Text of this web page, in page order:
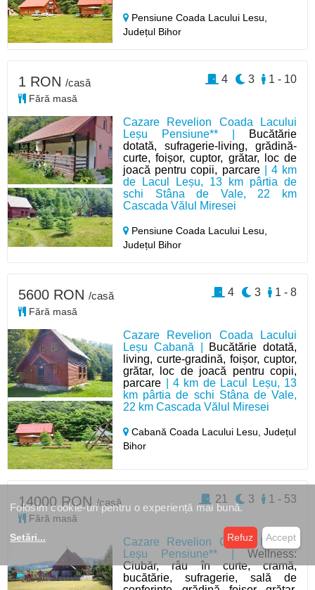
Pensiune Coada Lacului Lesu,
Județul Bihor
Cazare Revelion Coada Lacului
Leșu Pensiune** |
Bucătărie
dotată, sufragerie-living, grădină-
curte, foișor, cuptor, grătar, loc de
joacă pentru copii, parcare| 4 km
de Lacul Leșu, 13 km pârtia de
schi Stâna de Vale, 22 km
Cascada Vălul Miresei
Pensiune Coada Lacului Lesu,
Județul Bihor
1 RON /casă
Fără masă
1 - 10
3
4
Cazare Revelion Coada Lacului
Leșu Cabană |
Bucătărie dotată,
living, curte-gradină, foișor, cuptor,
grătar, loc de joacă pentru copii,
parcare | 4 km de Lacul Leșu, 13
km pârtia de schi Stâna de Vale,
22 km Cascada Vălul Miresei
Cabană Coada Lacului Lesu,Județul
Bihor
5600 RON /casă
Fără masă
1 - 8
3
4
Cazare Revelion Coada Lacului
Leșu Pensiune** | Wellness:
Ciubăr, râu în curte, cramă,
bucătărie, sufragerie, sală de
14000 RON /casă
Fără masă
1 - 53
3
21
Folosim cookie-uri pentru o experiență mai bună.
Setări... Refuz Accept